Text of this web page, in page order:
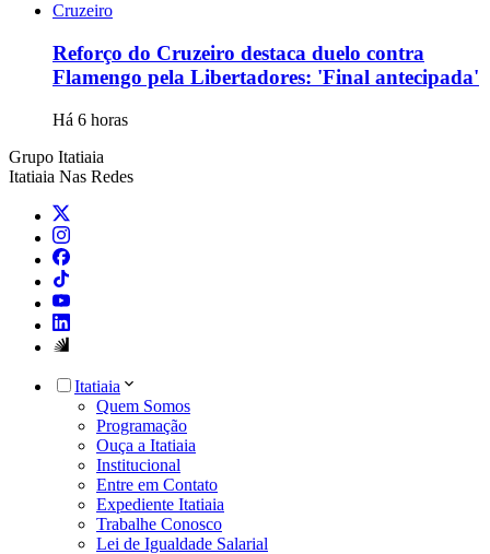
Cruzeiro
Reforço do Cruzeiro destaca duelo contra
Flamengo pela Libertadores: 'Final antecipada'
Há 6 horas
Grupo Itatiaia
Itatiaia Nas Redes
Itatiaia
Quem Somos
Programação
Ouça a Itatiaia
Institucional
Entre em Contato
Expediente Itatiaia
Trabalhe Conosco
Lei de Igualdade Salarial